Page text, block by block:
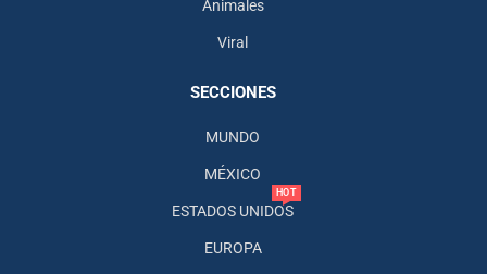
Animales
Viral
SECCIONES
MUNDO
MÉXICO
ESTADOS UNIDOS
HOT
EUROPA